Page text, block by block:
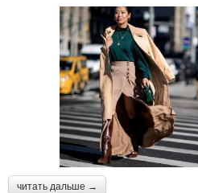
читать дальше →